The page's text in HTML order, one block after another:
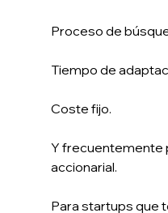
Proceso de
Tiempo de
Coste fijo.
Y frecuentemente
accionarial.
Para startups que